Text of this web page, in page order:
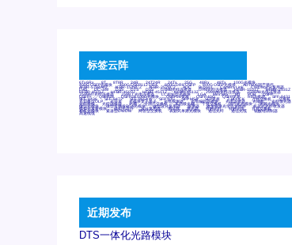
标签云阵
6Tx6Rx 8T 8T8R 24R 24T24R 24Tx 25G 48Rx 48Tx 100G光模块
400G OSFP光模块 400G QSFP112 DR4 800G DR8 OSFP 800G OSFP光模块 AD7606国产替代
AFBR-57B4APZ AFBR-1528CZ AFBR-2528CZ AOC Bypass Camera Link CWDM波分复用器
DAS DC~4M DSS DTS DVS GYMB光纤连接器 GYM光纤连接器 HFBR-1531Z HFBR-2531Z
HFBR-4501Z HFBR-4503Z HFBR-4511Z HFBR-4513Z J599A6光纤连接器 J599A8光电连接器
J599MT光纤连接器 J599Ⅰ光电连接器 LC超短型光模块 LGA Mini SAS MT POB QSFP
QSFP+ QSFP28 QSFP28 100G光模块 QSFP28笼座 QSFP 40G QSFP笼座 RP连接器 SFF-8431
SFF-8436 SFF-8472 SFF-8654 4i SFP 10G SFP MSA SFP笼座 Z-BLOCK 万兆交换机 交换机
光切换仪OLP 光开关 光模块笼子座子 光电探测器 光电编码器模块 光电连接器 光端机 光纤激光器
光纤跳线 光纤连接器 光耦 全国产交换机 军品级光耦 千兆交换机 国产化光模块 射频光模块
微型光模块 微型可插拔BGA光模块 微型波分复用器 探测器 收发模块光学引擎组件 机架式光纤收发器
模拟光发射模块 模拟光器件 波分复用器 测试版 激光器 特种光纤 特种光缆 百兆交换机
相机光模块 紧凑型DWDM 网管型交换机 表贴式单路光模块 通信光纤 通信光缆 铌酸锂调制器
高速线缆
近期发布
DTS一体化光路模块